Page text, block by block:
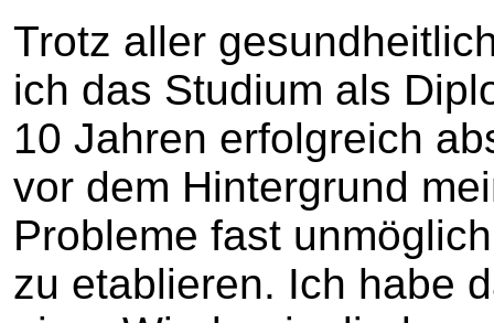
Trotz aller
ich das Studium als
10 Jahren erfolgreich
vor dem Hintergrund
Probleme fast
zu etablieren. Ich habe